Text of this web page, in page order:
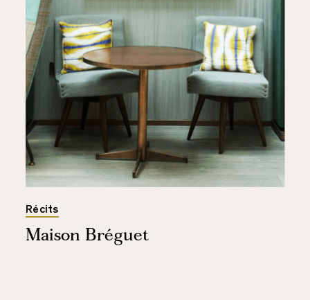
Récits
Maison Bréguet